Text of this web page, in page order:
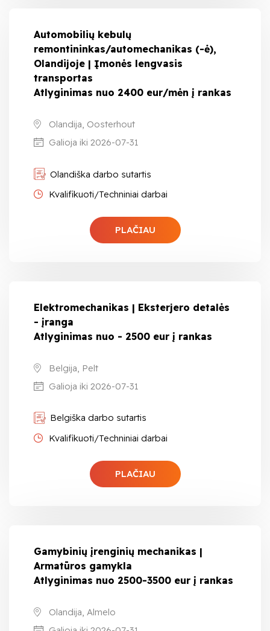
Automobilių kebulų
remontininkas/automechanikas (-ė),
Olandijoje | Įmonės lengvasis
transportas
Atlyginimas nuo 2400 eur/mėn į rankas
Olandija, Oosterhout
Galioja iki 2026-07-31
Olandiška darbo sutartis
Kvalifikuoti/Techniniai darbai
PLAČIAU
Elektromechanikas | Eksterjero detalės
- įranga
Atlyginimas nuo - 2500 eur į rankas
Belgija, Pelt
Galioja iki 2026-07-31
Belgiška darbo sutartis
Kvalifikuoti/Techniniai darbai
PLAČIAU
Gamybinių įrenginių mechanikas |
Armatūros gamykla
Atlyginimas nuo 2500-3500 eur į rankas
Olandija, Almelo